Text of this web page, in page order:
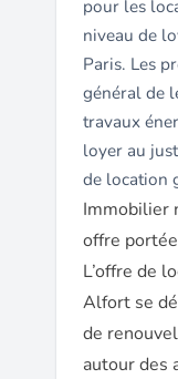
pour les
niveau de
Paris. Les
général de
travaux
loyer au
de location
Immobilier
offre
L’offre de
Alfort se
de
autour des